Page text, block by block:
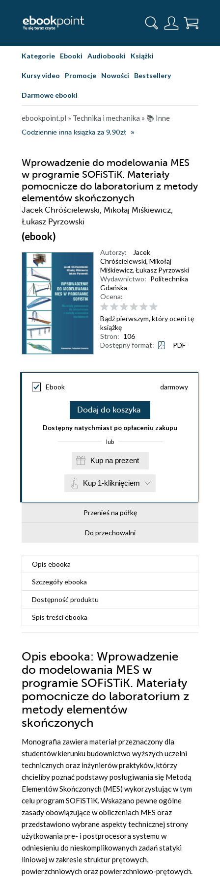
Kategorie Ebooki Audiobooki Książki
Kursy video Promocje Nowości Bestsellery
Darmowe ebooki
ebookpoint.pl » Technika i mechanika » 📚 Inne
Codziennie inna książka za 9,90zł
Wprowadzenie do modelowania MES
w programie SOFiSTiK. Materiały
pomocnicze do laboratorium z metody
elementów skończonych
Jacek Chróścielewski, Mikołaj Miśkiewicz,
Łukasz Pyrzowski
(ebook)
Autorzy:
Jacek
Chróścielewski, Mikołaj
Miśkiewicz, Łukasz Pyrzowski
Wydawnictwo: Politechnika
Gdańska
Ocena:
Bądź pierwszym, który oceni tę
książkę
Stron: 106
Dostępny format:
PDF
Ebook darmowy
Dodaj do koszyka
Dostępny natychmiast po opłaceniu zakupu
lub
Kup na prezent
Kup 1-kliknięciem
Przenieś na półkę
Do przechowalni
Opis ebooka
Szczegółyebooka
Dostępność produktu
Spis treściebooka
Opis ebooka: Wprowadzenie
do modelowania MES w
programie SOFiSTiK. Materiały
pomocnicze do laboratorium z
metody elementów
skończonych
Monografia zawiera materiał przeznaczony dla
studentów kierunku budownictwo wyższych uczelni
technicznych oraz inżynierów praktyków, którzy
chcieliby poznać podstawy posługiwania się Metodą
Elementów Skończonych (MES) wykorzystując w tym
celu program SOFiSTiK. Wskazano pewne ogólne
zasady obowiązujące w obliczeniach MES oraz
przedstawiono wybrane aspekty technicznej strony
użytkowania pre- i postprocesora systemu w
odniesieniu do nieskomplikowanych zadań statyki
liniowej w zakresie struktur prętowych,
powierzchniowych oraz powierzchniowo-prętowych.